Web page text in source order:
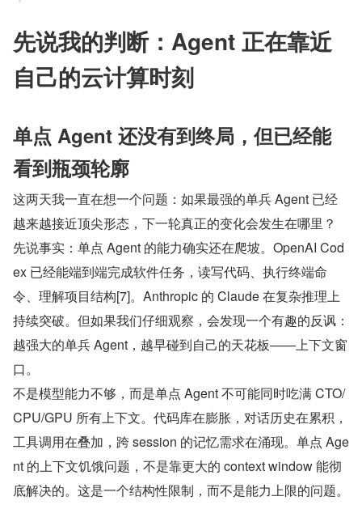
先说我的判断：Agent 正在靠近
自己的云计算时刻
单点 Agent 还没有到终局，但已经能
看到瓶颈轮廓
这两天我一直在想一个问题：如果最强的单兵 Agent 已经
越来越接近顶尖形态，下一轮真正的变化会发生在哪里？
先说事实：单点 Agent 的能力确实还在爬坡。OpenAI Cod
ex 已经能端到端完成软件任务，读写代码、执行终端命
令、理解项目结构[7]。Anthropic 的 Claude 在复杂推理上
持续突破。但如果我们仔细观察，会发现一个有趣的反讽：
越强大的单兵 Agent，越早碰到自己的天花板——上下文窗
口。
不是模型能力不够，而是单点 Agent 不可能同时吃满 CTO/
CPU/GPU 所有上下文。代码库在膨胀，对话历史在累积，
工具调用在叠加，跨 session 的记忆需求在涌现。单点 Age
nt 的上下文饥饿问题，不是靠更大的 context window 能彻
底解决的。这是一个结构性限制，而不是能力上限的问题。